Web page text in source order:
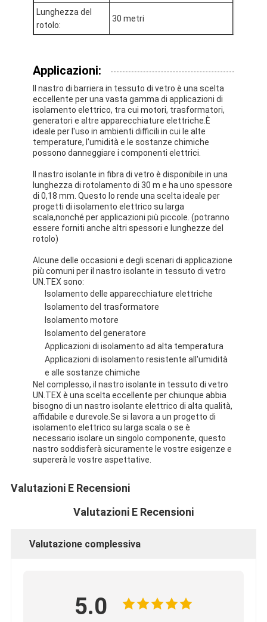
Nastro del panno di vetro del di alluminio
La stagnola ha affrontato la carta kraft
Nastro della tela della stagnola
Nastro di condotta del panno
Doppio nastro adesivo parteggiato
Colata di investimento di precisione
Tavola di isolamento elettrico
Lunghezza del
rotolo:
30 metri
Applicazioni:
Il nastro di barriera in tessuto di vetro è una scelta
eccellente per una vasta gamma di applicazioni di
isolamento elettrico, tra cui motori, trasformatori,
generatori e altre apparecchiature elettriche.È
ideale per l'uso in ambienti difficili in cui le alte
temperature, l'umidità e le sostanze chimiche
possono danneggiare i componenti elettrici.
Il nastro isolante in fibra di vetro è disponibile in una
lunghezza di rotolamento di 30 m e ha uno spessore
di 0,18 mm. Questo lo rende una scelta ideale per
progetti di isolamento elettrico su larga
scala,nonché per applicazioni più piccole. (potranno
essere forniti anche altri spessori e lunghezze del
rotolo)
Alcune delle occasioni e degli scenari di applicazione
più comuni per il nastro isolante in tessuto di vetro
UN.TEX sono:
Isolamento delle apparecchiature elettriche
Isolamento del trasformatore
Isolamento motore
Isolamento del generatore
Applicazioni di isolamento ad alta temperatura
Applicazioni di isolamento resistente all'umidità
e alle sostanze chimiche
Nel complesso, il nastro isolante in tessuto di vetro
UN.TEX è una scelta eccellente per chiunque abbia
bisogno di un nastro isolante elettrico di alta qualità,
affidabile e durevole.Se si lavora a un progetto di
isolamento elettrico su larga scala o se è
necessario isolare un singolo componente, questo
nastro soddisferà sicuramente le vostre esigenze e
supererà le vostre aspettative.
Valutazioni E Recensioni
Valutazioni E Recensioni
Valutazione complessiva
5.0